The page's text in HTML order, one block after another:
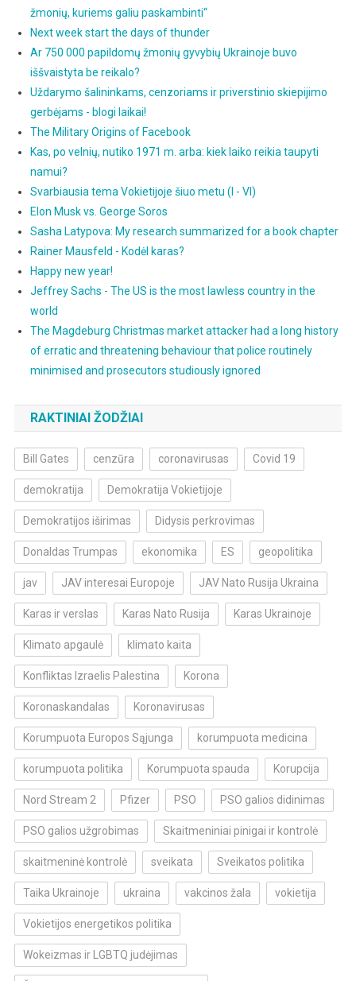
žmonių, kuriems galiu paskambinti“
Next week start the days of thunder
Ar 750 000 papildomų žmonių gyvybių Ukrainoje buvo
iššvaistyta be reikalo?
Uždarymo šalininkams, cenzoriams ir priverstinio skiepijimo
gerbėjams - blogi laikai!
The Military Origins of Facebook
Kas, po velnių, nutiko 1971 m. arba: kiek laiko reikia taupyti
namui?
Svarbiausia tema Vokietijoje šiuo metu (I - VI)
Elon Musk vs. George Soros
Sasha Latypova: My research summarized for a book chapter
Rainer Mausfeld - Kodėl karas?
Happy new year!
Jeffrey Sachs - The US is the most lawless country in the
world
The Magdeburg Christmas market attacker had a long history
of erratic and threatening behaviour that police routinely
minimised and prosecutors studiously ignored
RAKTINIAI ŽODŽIAI
Bill Gates cenzūra coronavirusas Covid 19
demokratija Demokratija Vokietijoje
Demokratijos iširimas Didysis perkrovimas
Donaldas Trumpas ekonomika ES geopolitika
jav JAV interesai Europoje JAV Nato Rusija Ukraina
Karas ir verslas Karas Nato Rusija Karas Ukrainoje
Klimato apgaulė klimato kaita
Konfliktas Izraelis Palestina Korona
Koronaskandalas Koronavirusas
Korumpuota Europos Sąjunga korumpuota medicina
korumpuota politika Korumpuota spauda Korupcija
Nord Stream 2 Pfizer PSO PSO galios didinimas
PSO galios užgrobimas Skaitmeniniai pinigai ir kontrolė
skaitmeninė kontrolė sveikata Sveikatos politika
Taika Ukrainoje ukraina vakcinos žala vokietija
Vokietijos energetikos politika
Wokeizmas ir LGBTQ judėjimas